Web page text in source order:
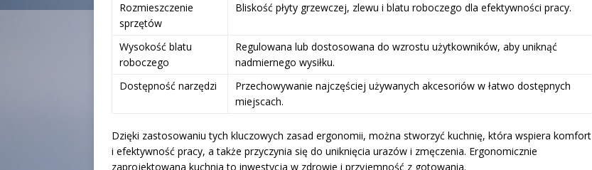
Rozmieszczenie
sprzętów
Bliskość płyty grzewczej, zlewu i blatu roboczego dla efektywności pracy.
Wysokość blatu
roboczego
Regulowana lub dostosowana do wzrostu użytkowników, aby uniknąć
nadmiernego wysiłku.
Dostępność narzędzi
Przechowywanie najczęściej używanych akcesoriów w łatwo dostępnych
miejscach.
Dzięki zastosowaniu tych kluczowych zasad ergonomii, można stworzyć kuchnię, która wspiera komfort
i efektywność pracy, a także przyczynia się do uniknięcia urazów i zmęczenia. Ergonomicznie
zaprojektowana kuchnia to inwestycja w zdrowie i przyjemność z gotowania.